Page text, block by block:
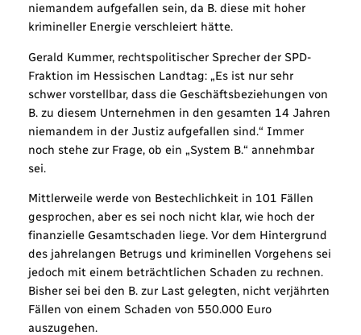
niemandem aufgefallen sein, da B. diese mit hoher
krimineller Energie verschleiert hätte.
Gerald Kummer, rechtspolitischer Sprecher der SPD-
Fraktion im Hessischen Landtag: „Es ist nur sehr
schwer vorstellbar, dass die Geschäftsbeziehungen von
B. zu diesem Unternehmen in den gesamten 14 Jahren
niemandem in der Justiz aufgefallen sind.“ Immer
noch stehe zur Frage, ob ein „System B.“ annehmbar
sei.
Mittlerweile werde von Bestechlichkeit in 101 Fällen
gesprochen, aber es sei noch nicht klar, wie hoch der
finanzielle Gesamtschaden liege. Vor dem Hintergrund
des jahrelangen Betrugs und kriminellen Vorgehens sei
jedoch mit einem beträchtlichen Schaden zu rechnen.
Bisher sei bei den B. zur Last gelegten, nicht verjährten
Fällen von einem Schaden von 550.000 Euro
auszugehen.